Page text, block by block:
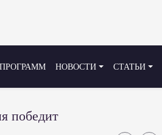
НОВОСТИ СТАТЬИ
победит